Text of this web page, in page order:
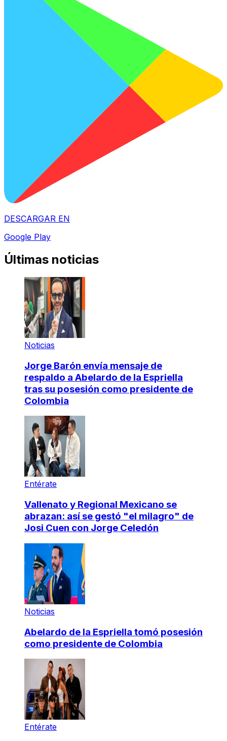
DESCARGAR EN
Google Play
Últimas noticias
Noticias
Jorge Barón envía mensaje de
respaldo a Abelardo de la Espriella
tras su posesión como presidente de
Colombia
Entérate
Vallenato y Regional Mexicano se
abrazan: así se gestó "el milagro" de
Josi Cuen con Jorge Celedón
Noticias
Abelardo de la Espriella tomó posesión
como presidente de Colombia
Entérate